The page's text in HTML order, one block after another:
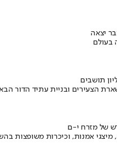
יצאה
בעולם
הצעירים ובניית עתיד הדור
של מזרח י-ם